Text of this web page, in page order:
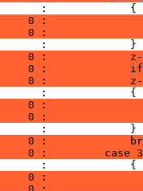
:             {
0 :
0 :
:             }
0 :
0 :
0 :
:             {
0 :
0 :
:             }
0 :
0 :         case
:             {
0 :